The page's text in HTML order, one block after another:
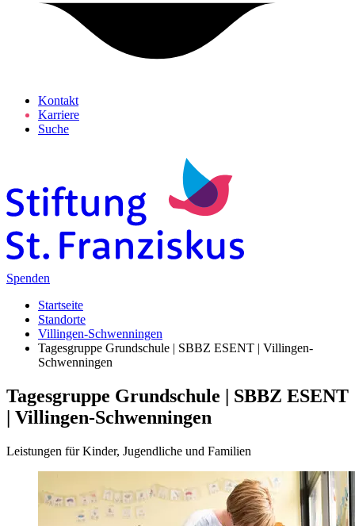
Kontakt
Karriere
Suche
Spenden
Startseite
Standorte
Villingen-Schwenningen
Tagesgruppe Grundschule | SBBZ ESENT | Villingen-
Schwenningen
Tagesgruppe Grundschule | SBBZ ESENT
| Villingen-Schwenningen
Leistungen für Kinder, Jugendliche und Familien